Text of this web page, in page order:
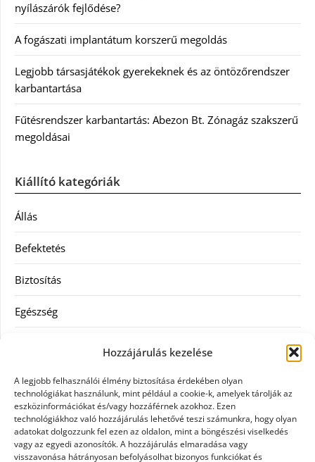
Hozzájárulás kezelése
A legjobb felhasználói élmény biztosítása érdekében olyan
technológiákat használunk, mint például a cookie-k, amelyek tárolják az
eszközinformációkat és/vagy hozzáférnek azokhoz. Ezen
technológiákhoz való hozzájárulás lehetővé teszi számunkra, hogy olyan
adatokat dolgozzunk fel ezen az oldalon, mint a böngészési viselkedés
vagy az egyedi azonosítók. A hozzájárulás elmaradása vagy
visszavonása hátrányosan befolyásolhat bizonyos funkciókat és
nyílászárók fejlődése?
A fogászati implantátum korszerű megoldás
Legjobb társasjátékok gyerekeknek és az öntözőrendszer
karbantartása
Fűtésrendszer karbantartás: Abezon Bt. Zónagáz szakszerű
megoldásai
Kiállító kategóriák
Állás
Befektetés
Biztosítás
Egészség
Ingatlan
Művészetek és szórakozás
Múzeumok